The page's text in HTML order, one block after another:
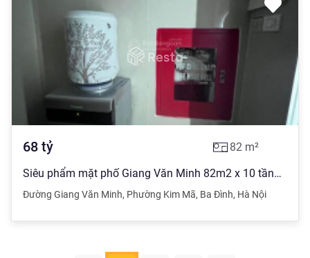
68 tỷ 82 m²
Siêu phẩm mặt phố Giang Văn Minh 82m2 x 10 tầng x 6m - kinh doanh tấp nập ngày đêm: Spa, phòng khám
Đường Giang Văn Minh, Phường Kim Mã, Ba Đình, Hà Nội